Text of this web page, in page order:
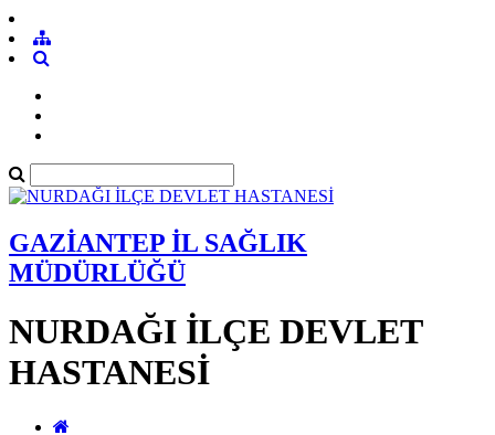
GAZİANTEP İL SAĞLIK
MÜDÜRLÜĞÜ
NURDAĞI İLÇE DEVLET
HASTANESİ